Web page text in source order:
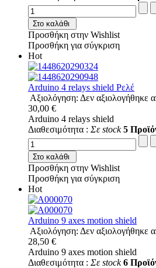
Στο καλάθι
Προσθήκη στην Wishlist
Προσθήκη για σύγκριση
Hot
Arduino 4 relays shield Ρελέ
Αξιολόγηση: Δεν αξιολογήθηκε
30,00 €
Arduino 4 relays shield
Διαθεσιμότητα : Σε stock 5
Στο καλάθι
Προσθήκη στην Wishlist
Προσθήκη για σύγκριση
Hot
Arduino 9 axes motion shield
Αξιολόγηση: Δεν αξιολογήθηκε
28,50 €
Arduino 9 axes motion shield
Διαθεσιμότητα : Σε stock 6